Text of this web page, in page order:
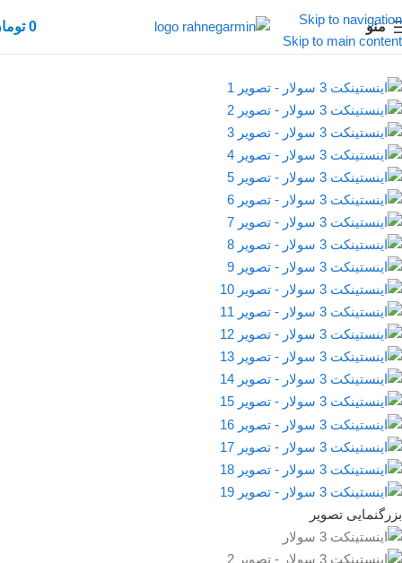
Skip to navigation
Skip to main content
منو 0
بزرگنمایی تصویر